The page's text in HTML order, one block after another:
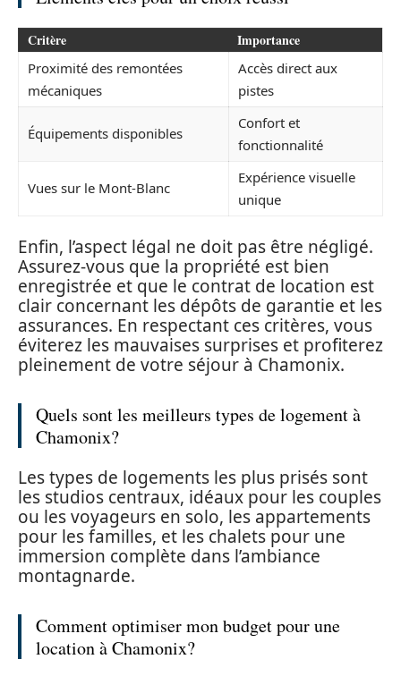
Critère Importance
Proximité des remontées
mécaniques
Accès direct aux
pistes
Équipements disponibles
Confort et
fonctionnalité
Vues sur le Mont-Blanc
Expérience visuelle
unique
Enfin, l’aspect légal ne doit pas être négligé.
Assurez-vous que la propriété est bien
enregistrée et que le contrat de location est
clair concernant les dépôts de garantie et les
assurances. En respectant ces critères, vous
éviterez les mauvaises surprises et profiterez
pleinement de votre séjour à Chamonix.
Quels sont les meilleurs types de logement à
Chamonix?
Les types de logements les plus prisés sont
les studios centraux, idéaux pour les couples
ou les voyageurs en solo, les appartements
pour les familles, et les chalets pour une
immersion complète dans l’ambiance
montagnarde.
Comment optimiser mon budget pour une
location à Chamonix?